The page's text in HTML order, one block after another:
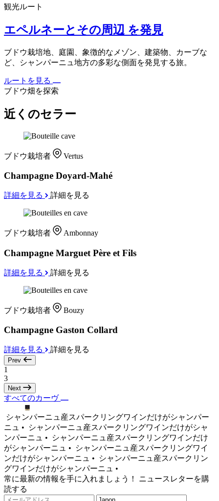
観光ルート
エペルネーとその周辺 を発見
ブドウ栽培地、庭園、象徴的なメゾン、建築物、カーブな
ど、シャンパーニュ地方の多彩な側面を発見する旅。
ルートを見る
ブドウ畑を探索
近くのセラー
ブドウ栽培者 Vertus
Champagne Doyard-Mahé
詳細を見る 詳細を見る
ブドウ栽培者 Ambonnay
Champagne Marguet Père et Fils
詳細を見る 詳細を見る
ブドウ栽培者 Bouzy
Champagne Gaston Collard
詳細を見る 詳細を見る
Prev
1
3
Next
すべてのカーヴ
シャンパーニュ産スパークリングワインだけがシャンパー
ニュ •
シャンパーニュ産スパークリングワインだけがシャ
ンパーニュ •
シャンパーニュ産スパークリングワインだけ
がシャンパーニュ •
シャンパーニュ産スパークリングワイ
ンだけがシャンパーニュ •
シャンパーニュ産スパークリン
グワインだけがシャンパーニュ •
常に最新の情報を手に入れましょう！ ニュースレターを購
読する